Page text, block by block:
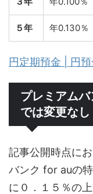
５年 年0.130％
円定期預金 | 円
プレミアム
では変更なし
記事公開時点に
バンク for auの
に０．１５％の